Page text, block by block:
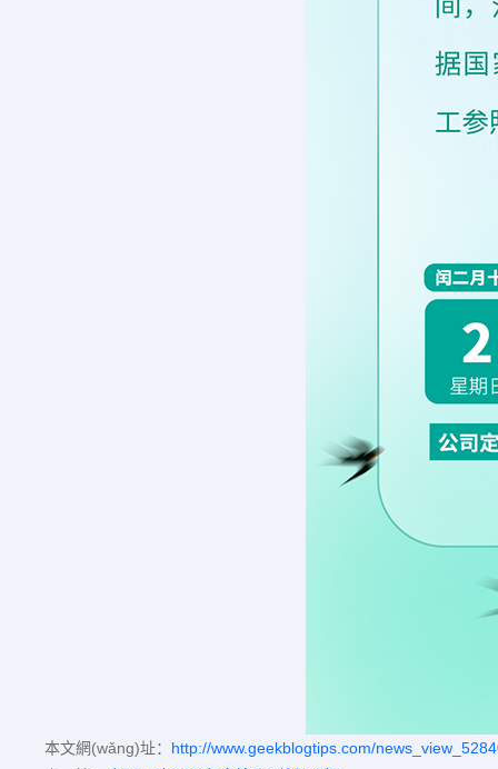
本文網(wǎng)址： http://www.geekblogtips.com/